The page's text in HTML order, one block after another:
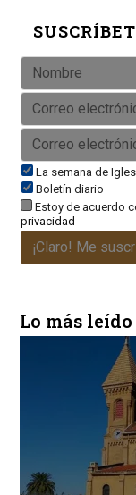
La semana de
Boletín diario
Estoy de acuerdo
privacidad
¡Claro! Me
Lo más